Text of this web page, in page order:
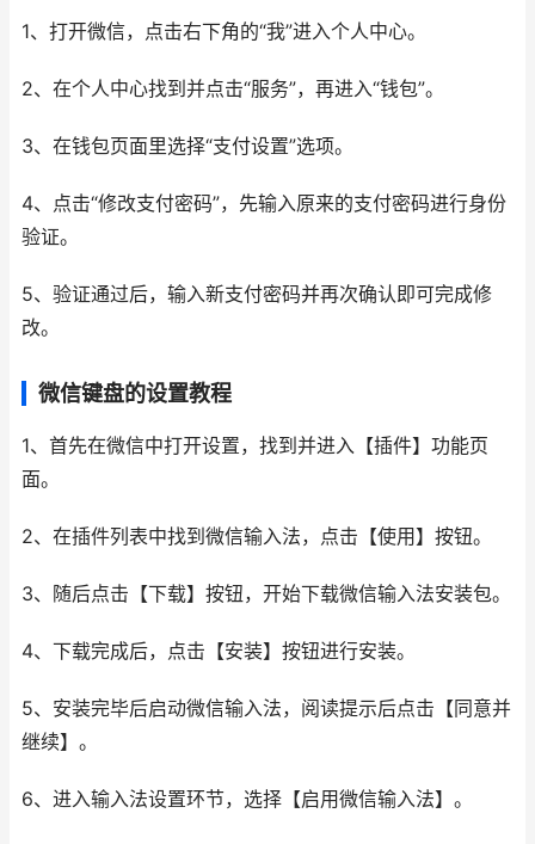
1、打开微信，点击右下角的“我”进入个人中心。
2、在个人中心找到并点击“服务”，再进入“钱包”。
3、在钱包页面里选择“支付设置”选项。
4、点击“修改支付密码”，先输入原来的支付密码进行身份
验证。
5、验证通过后，输入新支付密码并再次确认即可完成修
改。
微信键盘的设置教程
1、首先在微信中打开设置，找到并进入【插件】功能页
面。
2、在插件列表中找到微信输入法，点击【使用】按钮。
3、随后点击【下载】按钮，开始下载微信输入法安装包。
4、下载完成后，点击【安装】按钮进行安装。
5、安装完毕后启动微信输入法，阅读提示后点击【同意并
继续】。
6、进入输入法设置环节，选择【启用微信输入法】。